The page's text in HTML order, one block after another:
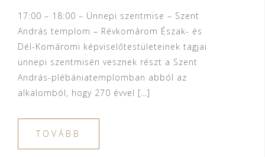
17:00 – 18:00 – Ünnepi szentmise – Szent
András templom – Révkomárom Észak- és
Dél-Komáromi képviselőtestületeinek tagjai
ünnepi szentmisén vesznek részt a Szent
András-plébániatemplomban abból az
alkalomból, hogy 270 évvel […]
TOVÁBB